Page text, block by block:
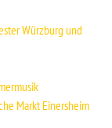
Würzburg und
Markt Einersheim